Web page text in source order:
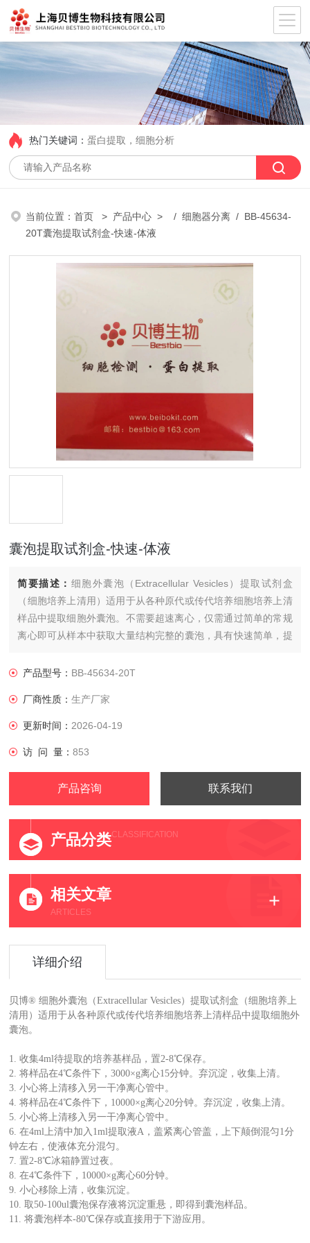
热门关键词：蛋白提取，细胞分析
当前位置：首页 > 产品中心 > /细胞器分离 / BB-45634-
20T囊泡提取试剂盒-快速-体液
囊泡提取试剂盒-快速-体液
简要描述： 细胞外囊泡（Extracellular Vesicles）提取试剂盒
（细胞培养上清用）适用于从各种原代或传代培养细胞培养上清
样品中提取细胞外囊泡。不需要超速离心，仅需通过简单的常规
离心即可从样本中获取大量结构完整的囊泡，具有快速简单，提
根据实验目的用于后续的多种实验，应用范围广泛。
产品型号： BB-45634-20T
厂商性质：生产厂家
更新时间： 2026-04-19
访 问 量：853
产品咨询 联系我们
产品分类CLASSIFICATION
相关文章
ARTICLES
详细介绍
贝博® 细胞外囊泡（Extracellular Vesicles）提取试剂盒（细胞培养上
清用）适用于从各种原代或传代培养细胞培养上清样品中提取细胞外
囊泡。
1. 收集4ml待提取的培养基样品，置2-8℃保存。
2. 将样品在4℃条件下，3000×g离心15分钟。弃沉淀，收集上清。
3. 小心将上清移入另一干净离心管中。
4. 将样品在4℃条件下，10000×g离心20分钟。弃沉淀，收集上清。
5. 小心将上清移入另一干净离心管中。
6. 在4ml上清中加入1ml提取液A，盖紧离心管盖，上下颠倒混匀1分
钟左右，使液体充分混匀。
7. 置2-8℃冰箱静置过夜。
8. 在4℃条件下，10000×g离心60分钟。
9. 小心移除上清，收集沉淀。
10. 取50-100ul囊泡保存液将沉淀重悬，即得到囊泡样品。
11. 将囊泡样本-80℃保存或直接用于下游应用。